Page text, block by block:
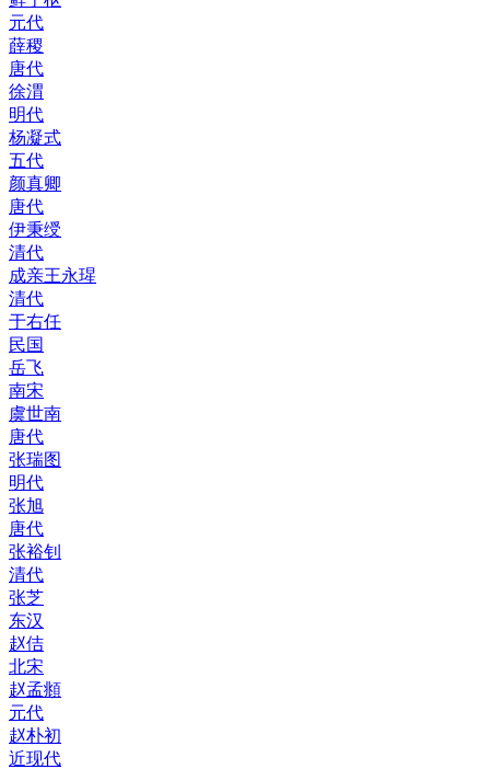
元代
薛稷
唐代
徐渭
明代
杨凝式
五代
颜真卿
唐代
伊秉绶
清代
成亲王永瑆
清代
于右任
民国
岳飞
南宋
虞世南
唐代
张瑞图
明代
张旭
唐代
张裕钊
清代
张芝
东汉
赵佶
北宋
赵孟頫
元代
赵朴初
近现代